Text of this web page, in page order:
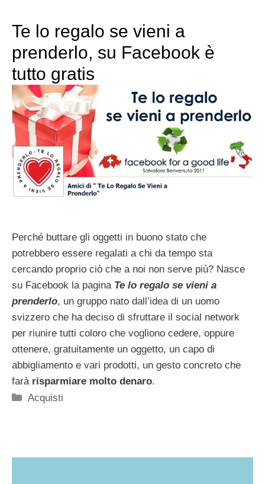
Te lo regalo se vieni a
prenderlo, su Facebook è
tutto gratis
Perché buttare gli oggetti in buono stato che
potrebbero essere regalati a chi da tempo sta
cercando proprio ciò che a noi non serve più? Nasce
su Facebook la pagina Te lo regalo se vieni a
prenderlo, un gruppo nato dall’idea di un uomo
svizzero che ha deciso di sfruttare il social network
per riunire tutti coloro che vogliono cedere, oppure
ottenere, gratuitamente un oggetto, un capo di
abbigliamento e vari prodotti, un gesto concreto che
farà risparmiare molto denaro.
Categorie
Acquisti